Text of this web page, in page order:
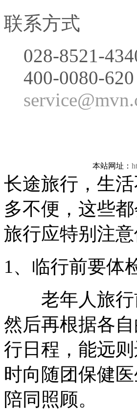
联系方式
028-8521-
400-0080-620
本站网址：
长途旅行，生
多不便，这些
旅行应特别注意
1、临行前要体
老年人旅行
然后再根据各
行日程，能远
时向随团保健
陪同照顾。